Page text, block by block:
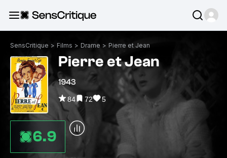
SensCritique > Films > Drame > Pierre et Jean
Pierre et Jean
1943
84 72 5
6.9